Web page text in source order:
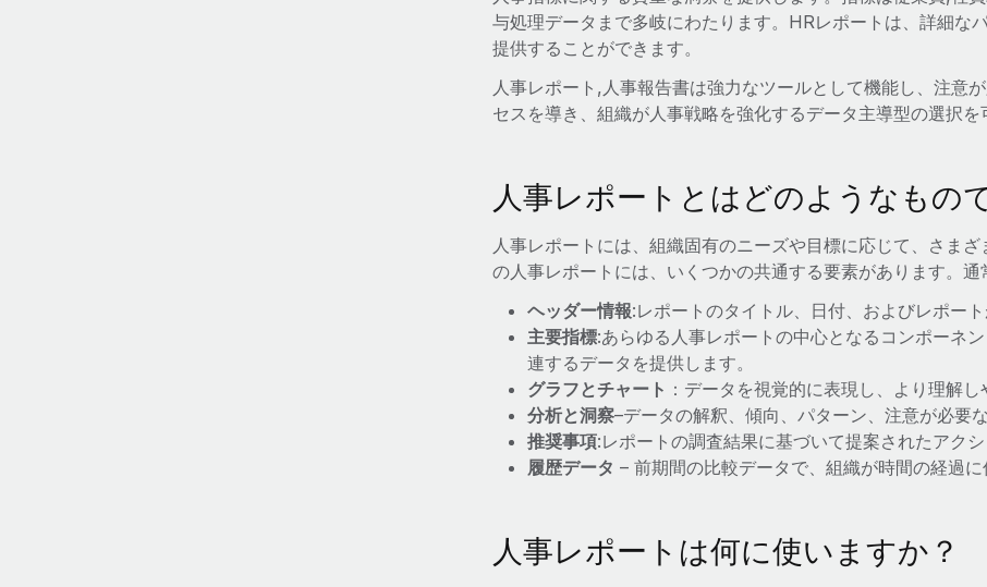
与処理データまで多岐にわたります。HRレポートは、詳細な
提供することができます。
人事レポート,人事報告書は強力なツールとして機能し、注意
セスを導き、組織が人事戦略を強化するデータ主導型の選択を
人事レポートとはどのようなもの
人事レポートには、組織固有のニーズや目標に応じて、さま
の人事レポートには、いくつかの共通する要素があります。通
ヘッダー情報:レポートのタイトル、日付、およびレポー
主要指標:あらゆる人事レポートの中心となるコンポーネ
連するデータを提供します。
グラフとチャート ：データを視覚的に表現し、より理解し
分析と洞察–データの解釈、傾向、パターン、注意が必要
推奨事項:レポートの調査結果に基づいて提案されたアク
履歴データ – 前期間の比較データで、組織が時間の経過
人事レポートは何に使いますか？